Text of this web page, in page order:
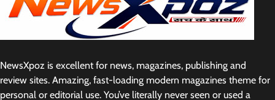
NewsXpoz is excellent for news, magazines, publishing and
review sites. Amazing, fast-loading modern magazines theme for
personal or editorial use. You’ve literally never seen or used a